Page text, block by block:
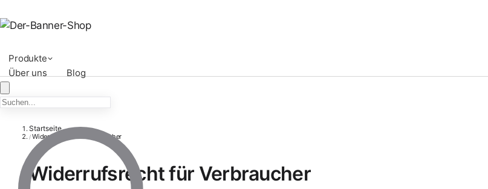
Produkte
Über uns
Blog
Startseite
/ Widerrufsrecht für Verbraucher
Widerrufsrecht für Verbraucher